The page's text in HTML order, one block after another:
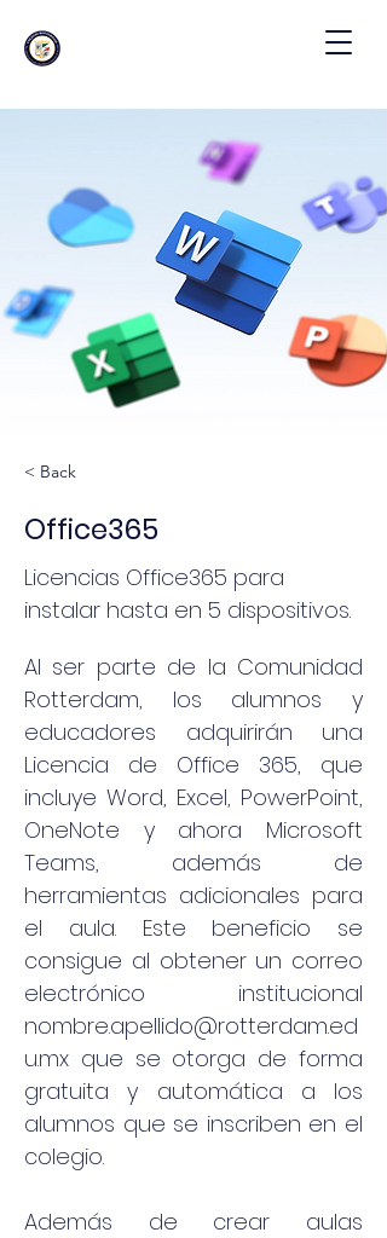
< Back
Office365
Licencias Office365 para
instalar hasta en 5 dispositivos.
Al ser parte de la Comunidad
Rotterdam, los alumnos y
educadores adquirirán una
Licencia de Office 365, que
incluye Word, Excel, PowerPoint,
OneNote y ahora Microsoft
Teams, además de
herramientas adicionales para
el aula. Este beneficio se
consigue al obtener un correo
electrónico institucional
nombre.apellido@rotterdam.ed
u.mx que se otorga de forma
gratuita y automática a los
alumnos que se inscriben en el
colegio.
Además de crear aulas